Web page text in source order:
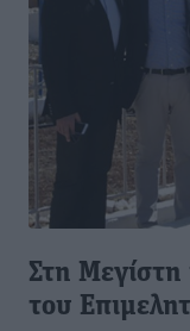
Στη Μεγίστη
του